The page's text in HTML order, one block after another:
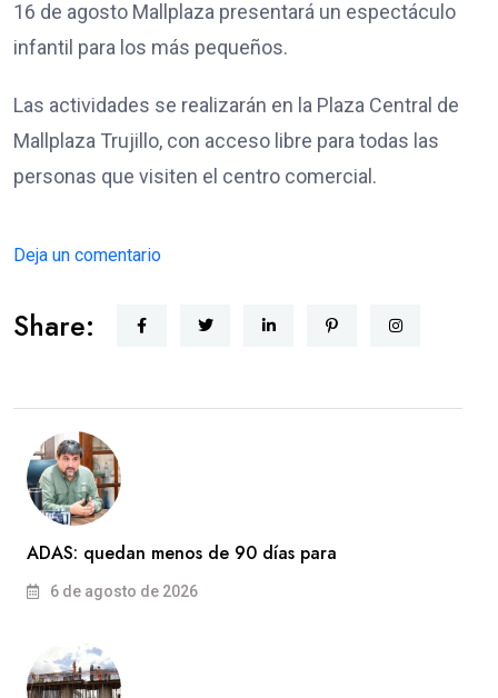
16 de agosto Mallplaza presentará un espectáculo
infantil para los más pequeños.
Las actividades se realizarán en la Plaza Central de
Mallplaza Trujillo, con acceso libre para todas las
personas que visiten el centro comercial.
Deja un comentario
Share:
ADAS: quedan menos de 90 días para
6 de agosto de 2026